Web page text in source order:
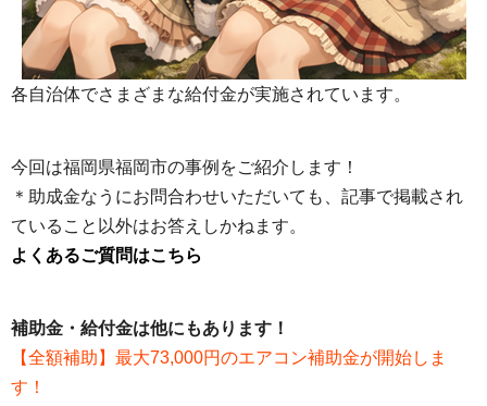
各自治体でさまざまな給付金が実施されています。
今回は福岡県福岡市の事例をご紹介します！
＊助成金なうにお問合わせいただいても、記事で掲載され
ていること以外はお答えしかねます。
よくあるご質問はこちら
補助金・給付金は他にもあります！
【全額補助】最大73,000円のエアコン補助金が開始しま
す！